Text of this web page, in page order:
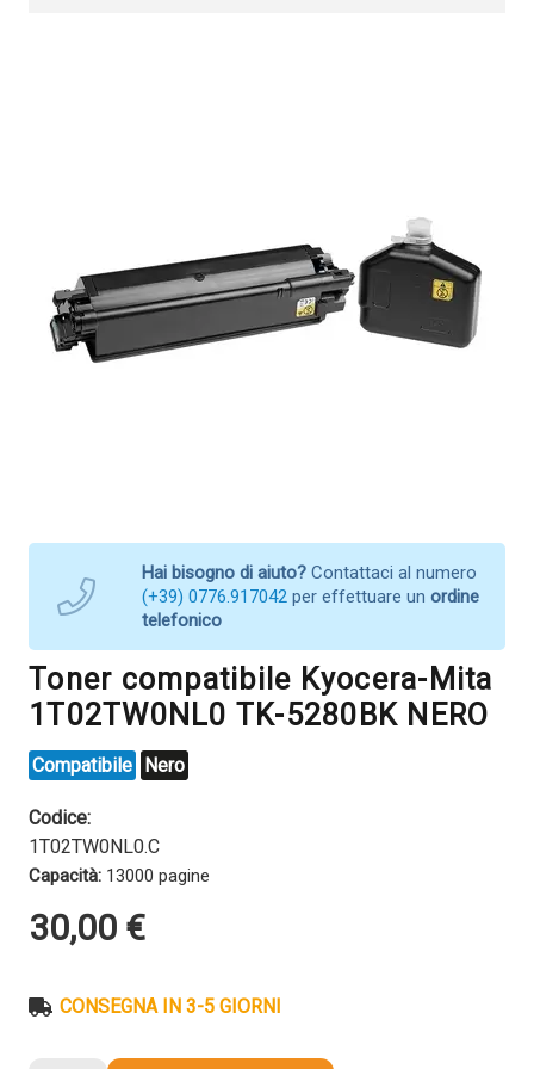
Hai bisogno di aiuto? Contattaci al numero
(+39) 0776.917042 per effettuare un ordine
telefonico
Toner compatibile Kyocera-Mita
1T02TW0NL0 TK-5280BK NERO
Compatibile Nero
Codice:
1T02TW0NL0.C
Capacità: 13000 pagine
30,00 €
CONSEGNA IN 3-5 GIORNI